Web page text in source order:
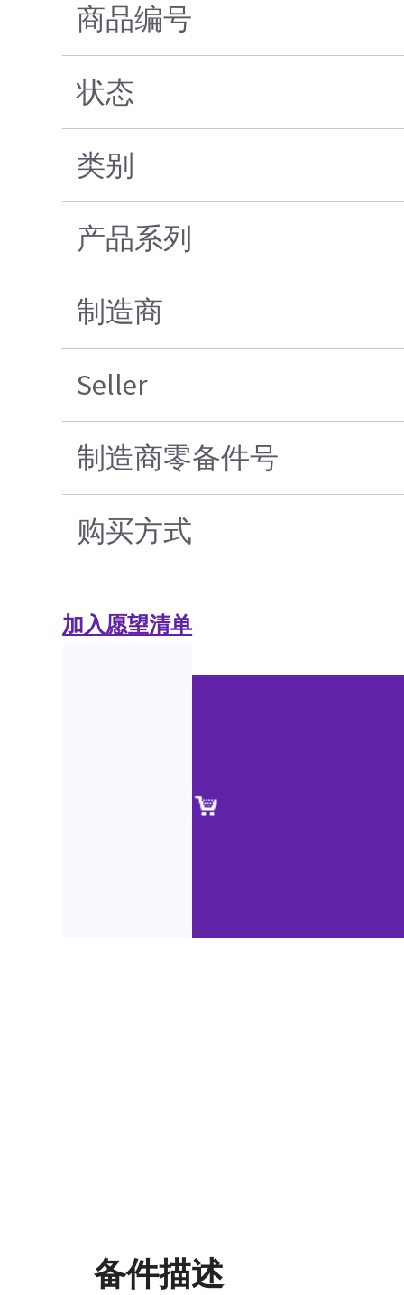
商品编号
状态
类别
产品系列
制造商
Seller
制造商零备件号
购买方式
加入愿望清单
备件描述